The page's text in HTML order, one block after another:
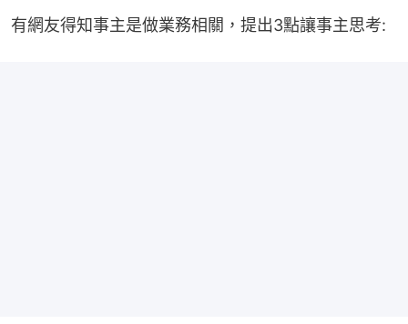
有網友得知事主是做業務相關，提出3點讓事主思考: